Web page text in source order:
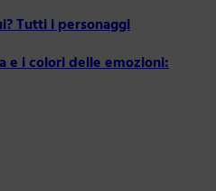
Tutti i personaggi
e i colori delle emozioni: